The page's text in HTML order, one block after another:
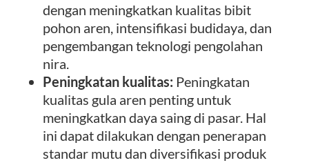
dengan meningkatkan kualitas bibit
pohon aren, intensifikasi budidaya, dan
pengembangan teknologi pengolahan
nira.
Peningkatan kualitas: Peningkatan
kualitas gula aren penting untuk
meningkatkan daya saing di pasar. Hal
ini dapat dilakukan dengan penerapan
standar mutu dan diversifikasi produk